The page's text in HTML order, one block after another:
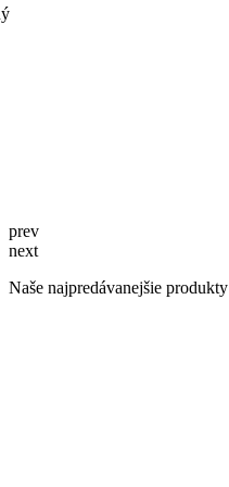
prev
next
Naše najpredávanejšie produkty